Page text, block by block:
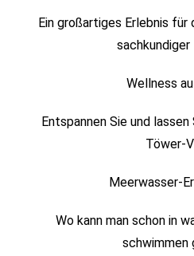
Ein großartiges Erlebnis für
sachkundiger
Wellness
Entspannen Sie und
Töwer-
Meerwasser-
Wo kann man schon in
schwimmen